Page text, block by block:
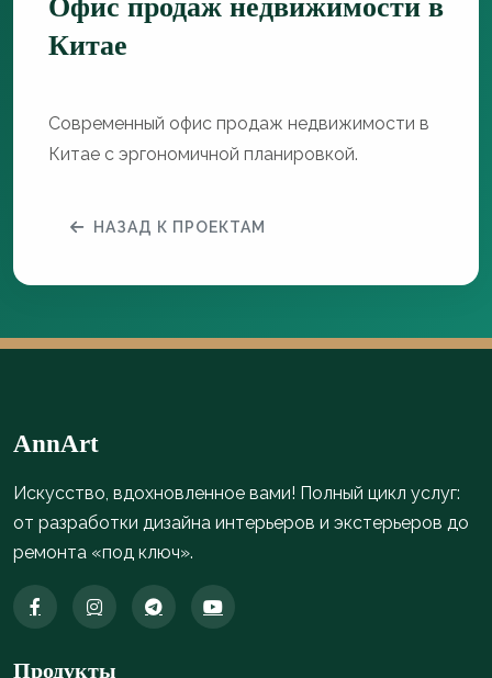
Офис продаж недвижимости в
Китае
Современный офис продаж недвижимости в
Китае с эргономичной планировкой.
НАЗАД К ПРОЕКТАМ
AnnArt
Искусство, вдохновленное вами! Полный цикл услуг:
от разработки дизайна интерьеров и экстерьеров до
ремонта «под ключ».
Продукты